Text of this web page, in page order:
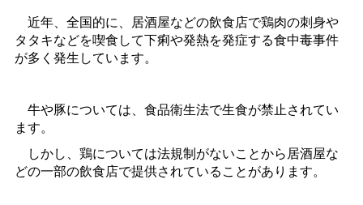
近年、全国的に、居酒屋などの飲食店で鶏肉の刺身や
タタキなどを喫食して下痢や発熱を発症する食中毒事件
が多く発生しています。
牛や豚については、食品衛生法で生食が禁止されてい
ます。
しかし、鶏については法規制がないことから居酒屋な
どの一部の飲食店で提供されていることがあります。